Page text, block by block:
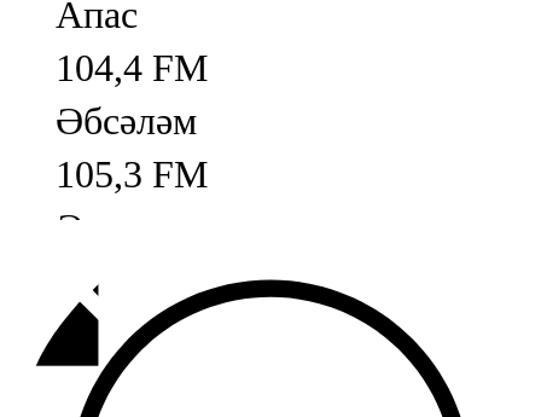
Апас
104,4 FM
Әбсәләм
105,3 FM
Әлмәт
92,9 FM
Базарлы матак
107,1 FM